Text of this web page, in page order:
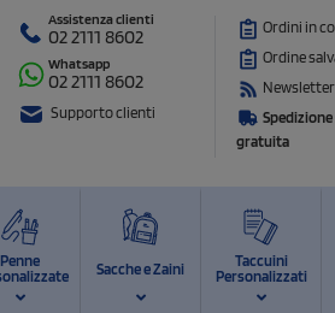
Assistenza clienti
02 2111 8602
Whatsapp
02 2111 8602
Supporto clienti
Ordini in
Ordine
Newsletter
gratuita
Penne
Sacche e Zaini
Taccuini
Personalizzati